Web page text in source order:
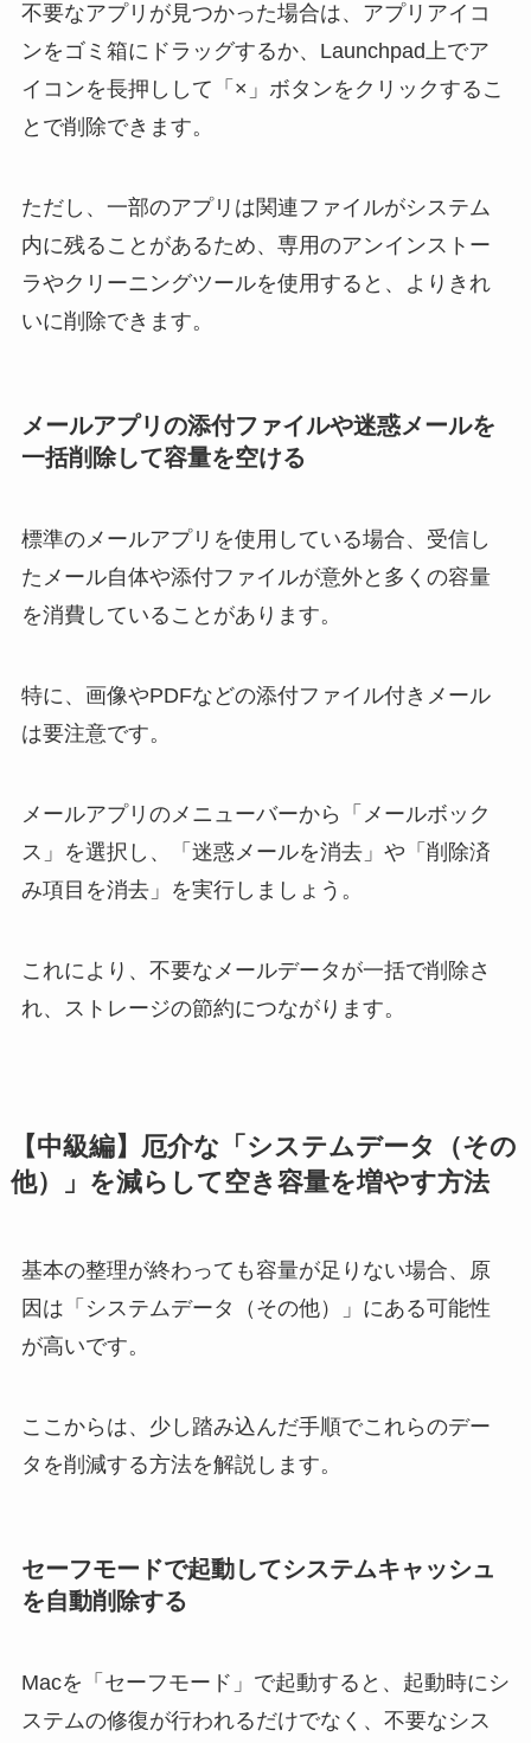
不要なアプリが見つかった場合は、アプリアイコ
ンをゴミ箱にドラッグするか、Launchpad上でア
イコンを長押しして「×」ボタンをクリックするこ
とで削除できます。
ただし、一部のアプリは関連ファイルがシステム
内に残ることがあるため、専用のアンインストー
ラやクリーニングツールを使用すると、よりきれ
いに削除できます。
メールアプリの添付ファイルや迷惑メールを
一括削除して容量を空ける
標準のメールアプリを使用している場合、受信し
たメール自体や添付ファイルが意外と多くの容量
を消費していることがあります。
特に、画像やPDFなどの添付ファイル付きメール
は要注意です。
メールアプリのメニューバーから「メールボック
ス」を選択し、「迷惑メールを消去」や「削除済
み項目を消去」を実行しましょう。
これにより、不要なメールデータが一括で削除さ
れ、ストレージの節約につながります。
【中級編】厄介な「システムデータ（その
他）」を減らして空き容量を増やす方法
基本の整理が終わっても容量が足りない場合、原
因は「システムデータ（その他）」にある可能性
が高いです。
ここからは、少し踏み込んだ手順でこれらのデー
タを削減する方法を解説します。
セーフモードで起動してシステムキャッシュ
を自動削除する
Macを「セーフモード」で起動すると、起動時にシ
ステムの修復が行われるだけでなく、不要なシス